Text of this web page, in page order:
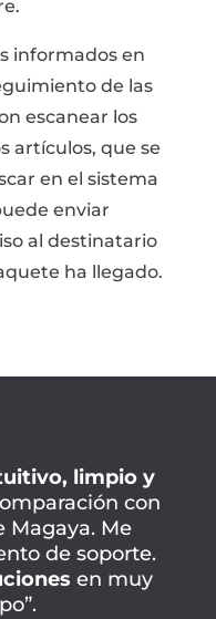
informados en
de las
escanear los
artículos, que se
en el sistema
enviar
al destinatario
ha llegado.
limpio y
con
Magaya. Me
de soporte.
en muy